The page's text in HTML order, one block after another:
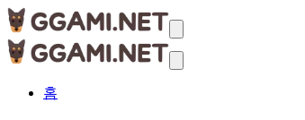
홈